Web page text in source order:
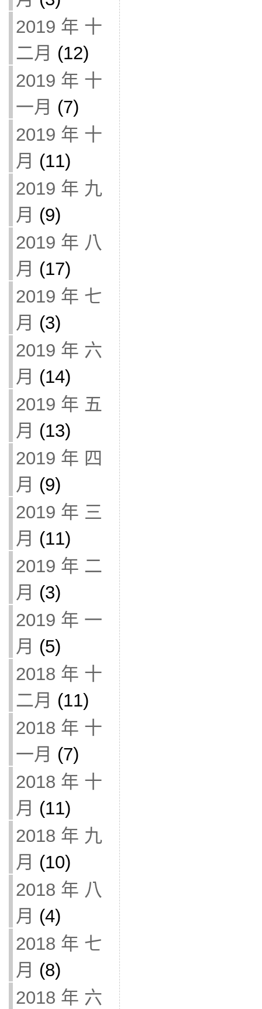
2019 年 十
二月 (12)
2019 年 十
一月 (7)
2019 年 十
月 (11)
2019 年 九
月 (9)
2019 年 八
月 (17)
2019 年 七
月 (3)
2019 年 六
月 (14)
2019 年 五
月 (13)
2019 年 四
月 (9)
2019 年 三
月 (11)
2019 年 二
月 (3)
2019 年 一
月 (5)
2018 年 十
二月 (11)
2018 年 十
一月 (7)
2018 年 十
月 (11)
2018 年 九
月 (10)
2018 年 八
月 (4)
2018 年 七
月 (8)
2018 年 六